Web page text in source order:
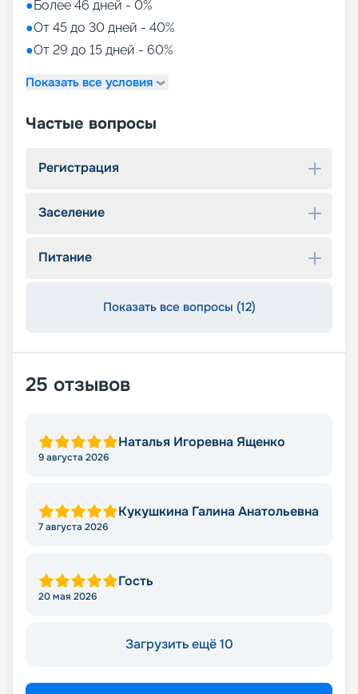
●Более 46 дней - 0%
●От 45 до 30 дней - 40%
●От 29 до 15 дней - 60%
Показать все условия
Частые вопросы
Регистрация
Заселение
Питание
Показать все вопросы (12)
25 отзывов
Наталья Игоревна Ященко
9 августа 2026
Кукушкина Галина Анатольевна
7 августа 2026
Гость
20 мая 2026
Загрузить ещё 10